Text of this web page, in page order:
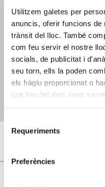
Utilitzem galetes per
anuncis, oferir funcions
trànsit del lloc. També
com feu servir el nostre
socials, de publicitat i
seu torn, ells la poden
els hàgiu proporcionat o
que heu fet dels seus
Selecció
Requeriments
Preferències